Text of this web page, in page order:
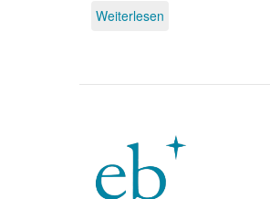
Weiterlesen
Grundschullehrer